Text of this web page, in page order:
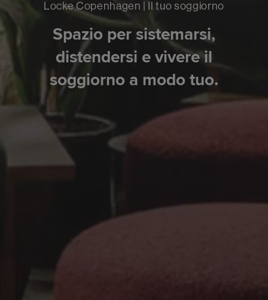
Locke Copenhagen | Il tuo soggiorno
Spazio per sistemarsi,
distendersi e vivere il
soggiorno a modo tuo.